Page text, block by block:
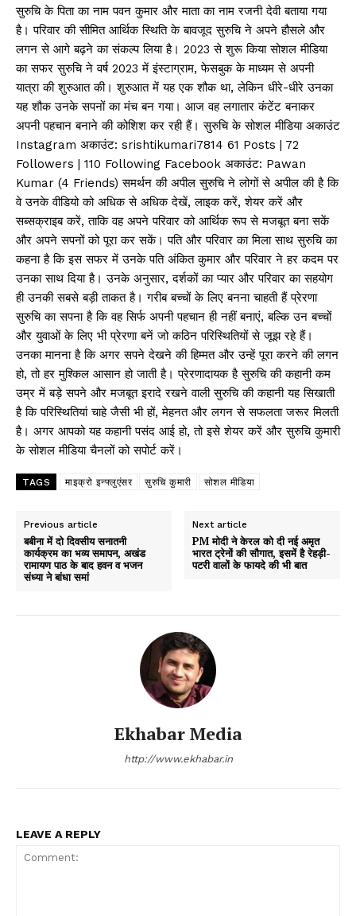
सुरुचि के पिता का नाम पवन कुमार और माता का नाम रजनी देवी बताया गया
है। परिवार की सीमित आर्थिक स्थिति के बावजूद सुरुचि ने अपने हौसले और
लगन से आगे बढ़ने का संकल्प लिया है। 2023 से शुरू किया सोशल मीडिया
का सफर सुरुचि ने वर्ष 2023 में इंस्टाग्राम, फेसबुक के माध्यम से अपनी
यात्रा की शुरुआत की। शुरुआत में यह एक शौक था, लेकिन धीरे-धीरे उनका
यह शौक उनके सपनों का मंच बन गया। आज वह लगातार कंटेंट बनाकर
अपनी पहचान बनाने की कोशिश कर रही हैं। सुरुचि के सोशल मीडिया अकाउंट
Instagram अकाउंट: srishtikumari7814 61 Posts | 72
Followers | 110 Following Facebook अकाउंट: Pawan
Kumar (4 Friends) समर्थन की अपील सुरुचि ने लोगों से अपील की है कि
वे उनके वीडियो को अधिक से अधिक देखें, लाइक करें, शेयर करें और
सब्सक्राइब करें, ताकि वह अपने परिवार को आर्थिक रूप से मजबूत बना सकें
और अपने सपनों को पूरा कर सकें। पति और परिवार का मिला साथ सुरुचि का
कहना है कि इस सफर में उनके पति अंकित कुमार और परिवार ने हर कदम पर
उनका साथ दिया है। उनके अनुसार, दर्शकों का प्यार और परिवार का सहयोग
ही उनकी सबसे बड़ी ताकत है। गरीब बच्चों के लिए बनना चाहती हैं प्रेरणा
सुरुचि का सपना है कि वह सिर्फ अपनी पहचान ही नहीं बनाएं, बल्कि उन बच्चों
और युवाओं के लिए भी प्रेरणा बनें जो कठिन परिस्थितियों से जूझ रहे हैं।
उनका मानना है कि अगर सपने देखने की हिम्मत और उन्हें पूरा करने की लगन
हो, तो हर मुश्किल आसान हो जाती है। प्रेरणादायक है सुरुचि की कहानी कम
उम्र में बड़े सपने और मजबूत इरादे रखने वाली सुरुचि की कहानी यह सिखाती
है कि परिस्थितियां चाहे जैसी भी हों, मेहनत और लगन से सफलता जरूर मिलती
है। अगर आपको यह कहानी पसंद आई हो, तो इसे शेयर करें और सुरुचि कुमारी
के सोशल मीडिया चैनलों को सपोर्ट करें।
TAGS माइक्रो इन्फ्लुएंसर सुरुचि कुमारी सोशल मीडिया
Previous article
बबीना में दो दिवसीय सनातनी
कार्यक्रम का भव्य समापन, अखंड
रामायण पाठ के बाद हवन व भजन
संध्या ने बांधा समां
Next article
PM मोदी ने केरल को दी नई अमृत
भारत ट्रेनों की सौगात, इसमें है रेहड़ी-
पटरी वालों के फायदे की भी बात
Ekhabar Media
http://www.ekhabar.in
LEAVE A REPLY